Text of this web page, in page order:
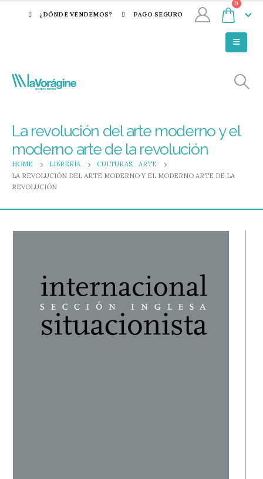
¿DÓNDE VENDEMOS? PAGO SEGURO
0
La revolución del arte moderno y el
moderno arte de la revolución
HOME LIBRERÍA CULTURAS,
ARTE
LA REVOLUCIÓN DEL ARTE MODERNO Y EL MODERNO ARTE DE LA
REVOLUCIÓN